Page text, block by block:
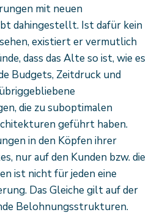
mit neuen
dahingestellt. Ist dafür kein
existiert er vermutlich
dass das Alte so ist, wie es
Budgets, Zeitdruck und
die zu suboptimalen
geführt haben.
in den Köpfen ihrer
nur auf den Kunden bzw. die
ist nicht für jeden eine
Das Gleiche gilt auf der
Belohnungsstrukturen.